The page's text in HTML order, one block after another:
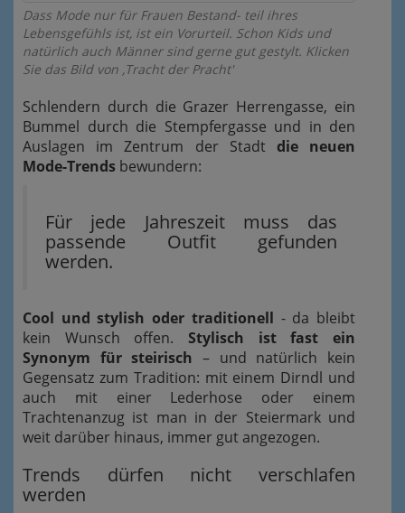
Dass Mode nur für Frauen Bestand- teil ihres
Lebensgefühls ist, ist ein Vorurteil. Schon Kids und
natürlich auch Männer sind gerne gut gestylt. Klicken
Sie das Bild von ‚Tracht der Pracht'
Schlendern durch die Grazer Herrengasse, ein
Bummel durch die Stempfergasse und in den
Auslagen im Zentrum der Stadt die neuen
Mode-Trends bewundern:
Für jede Jahreszeit muss das
passende Outfit gefunden
werden.
Cool und stylish oder traditionell - da bleibt
kein Wunsch offen. Stylisch ist fast ein
Synonym für steirisch – und natürlich kein
Gegensatz zum Tradition: mit einem Dirndl und
auch mit einer Lederhose oder einem
Trachtenanzug ist man in der Steiermark und
weit darüber hinaus, immer gut angezogen.
Trends dürfen nicht verschlafen
werden